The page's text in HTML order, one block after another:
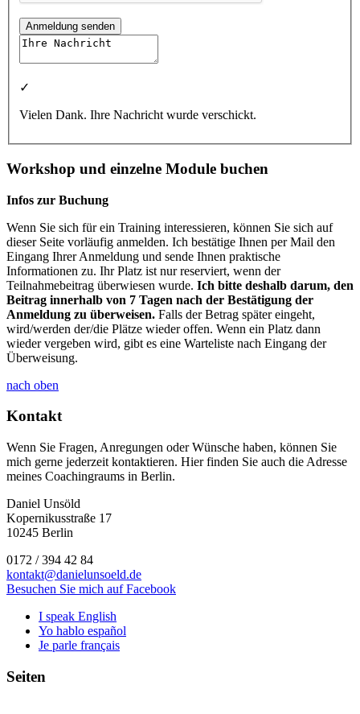
Anmeldung senden
✓
Vielen Dank. Ihre Nachricht wurde verschickt.
Workshop und einzelne Module buchen
Infos zur Buchung
Wenn Sie sich für ein Training interessieren, können Sie sich auf
dieser Seite vorläufig anmelden. Ich bestätige Ihnen per Mail den
Eingang Ihrer Anmeldung und sende Ihnen praktische
Informationen zu. Ihr Platz ist nur reserviert, wenn der
Teilnahmebeitrag überwiesen wurde. Ich bitte deshalb darum, den
Beitrag innerhalb von 7 Tagen nach der Bestätigung der
Anmeldung zu überweisen. Falls der Betrag später eingeht,
wird/werden der/die Plätze wieder offen. Wenn ein Platz dann
wieder vergeben wird, gibt es eine Warteliste nach Eingang der
Überweisung.
nach oben
Kontakt
Wenn Sie Fragen, Anregungen oder Wünsche haben, können Sie
mich gerne jederzeit kontaktieren. Hier finden Sie auch die Adresse
meines Coachingraums in Berlin.
Daniel Unsöld
Kopernikusstraße 17
10245 Berlin
0172 / 394 42 84
kontakt@danielunsoeld.de
Besuchen Sie mich auf Facebook
I speak English
Yo hablo español
Je parle français
Seiten